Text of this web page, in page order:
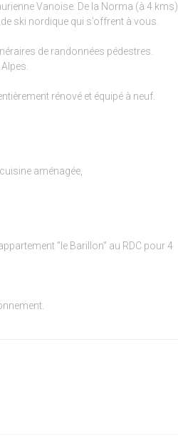
Vanoise. De la Norma (à 4 kms)
ski nordique qui s’offrent à vous.
de randonnées pédestres.
rénové et équipé à neuf.
aménagée,
"le Barillon" au RDC pour 4